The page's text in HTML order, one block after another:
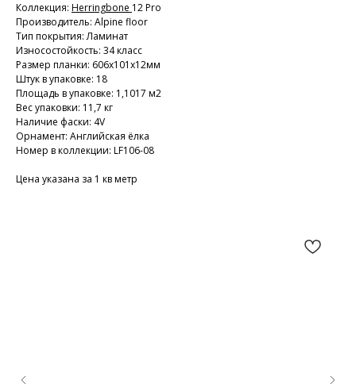
Коллекция: Herringbone 12 Pro
Производитель: Alpine floor
Тип покрытия: Ламинат
Износостойкость: 34 класс
Размер планки: 606х101х12мм
Штук в упаковке: 18
Площадь в упаковке: 1,1017 м2
Вес упаковки: 11,7 кг
Наличие фаски: 4V
Орнамент: Английская ёлка
Номер в коллекции: LF106-08
Цена указана за 1 кв метр